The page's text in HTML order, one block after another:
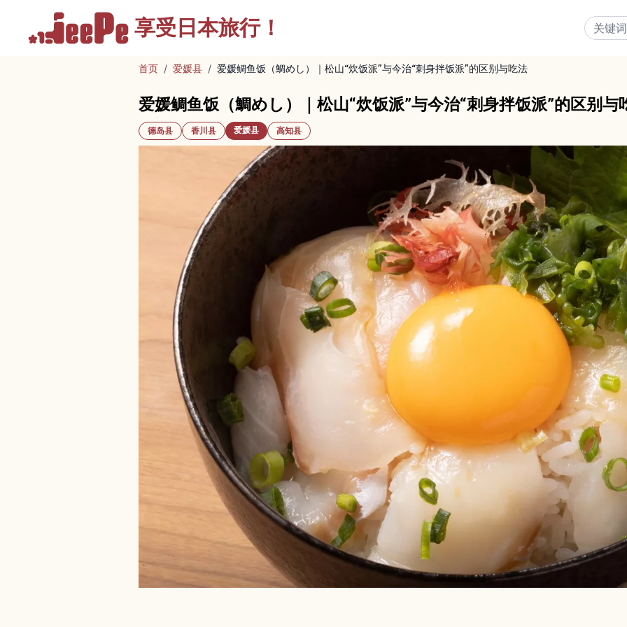
享受 日本旅行！
首页 / 爱媛县 / 爱媛鲷鱼饭（鯛めし）｜松山“炊饭派”与今治“刺身拌饭派”的区别与吃法
爱媛鲷鱼饭（鯛めし）｜松山“炊饭派”与今治“刺身拌饭派”的区别与
德岛县 香川县 爱媛县 高知县